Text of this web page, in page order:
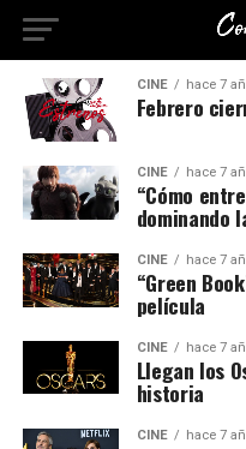
CINE hace 7
Febrero
CINE hace 7
“Cómo
dominando
CINE hace 7
“Green
película
CINE hace 7
Llegan los
historia
CINE hace 7